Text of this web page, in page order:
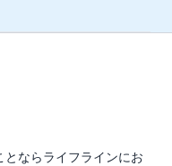
ならライフラインにお